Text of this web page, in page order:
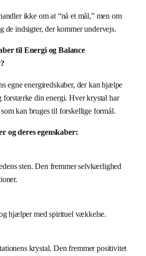
ikke om at “nå et mål,” men om
de indsigter, der kommer undervejs.
til Energi og Balance
egne energiredskaber, der kan hjælpe
forstærke din energi. Hver krystal har
kan bruges til forskellige formål.
og deres egenskaber:
sten. Den fremmer selvkærlighed
hjælper med spirituel vækkelse.
krystal. Den fremmer positivitet